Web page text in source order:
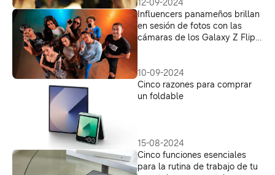
12-09-2024
Influencers panameños brillan
en sesión de fotos con las
cámaras de los Galaxy Z Flip6
10-09-2024
Cinco razones para comprar
un foldable
15-08-2024
Cinco funciones esenciales
para la rutina de trabajo de tu